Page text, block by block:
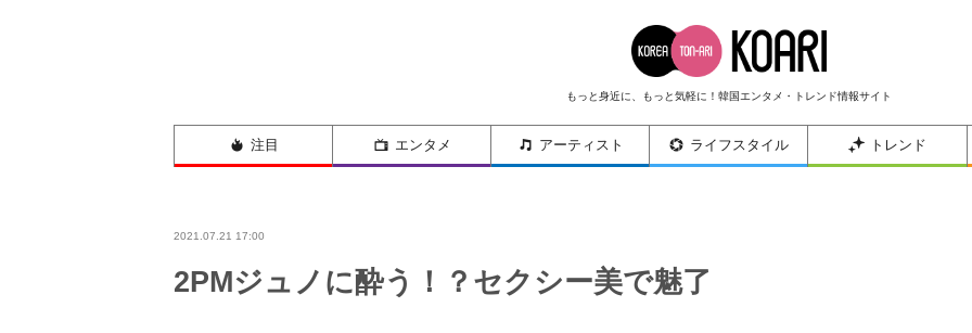
もっと身近に、もっと気軽に！韓国エンタメ・トレンド情報サイト
注目 エンタメ アーティスト ライフスタイル トレンド
2021.07.21 17:00
2PMジュノに酔う！？セクシー美で魅了